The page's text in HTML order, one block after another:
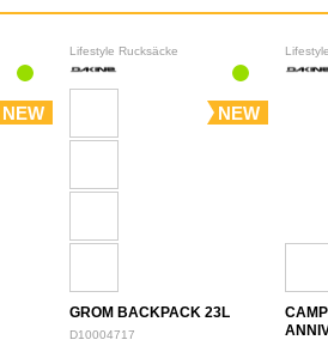
NEW
Lifestyle Rucksäcke
NEW
GROM BACKPACK 23L
D10004717